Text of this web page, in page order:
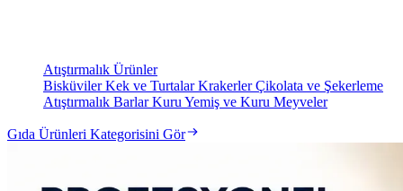
Atıştırmalık Ürünler
BisküvilerKek ve TurtalarKrakerlerÇikolata ve Şekerleme
Atıştırmalık BarlarKuru Yemiş ve Kuru Meyveler
Gıda Ürünleri Kategorisini Gör